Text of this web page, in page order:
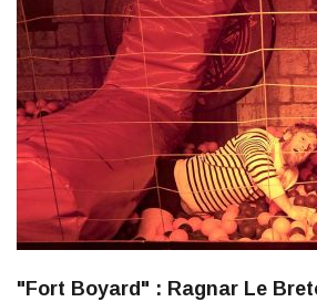
"Fort Boyard" : Ragnar Le